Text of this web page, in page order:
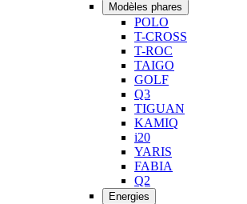
Modèles phares
POLO
T-CROSS
T-ROC
TAIGO
GOLF
Q3
TIGUAN
KAMIQ
i20
YARIS
FABIA
Q2
Energies